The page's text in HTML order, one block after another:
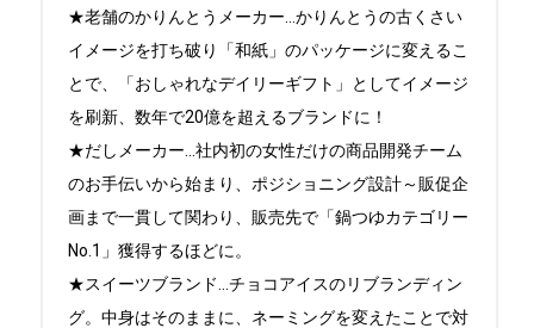
★老舗のかりんとうメーカー…かりんとうの古くさい
イメージを打ち破り「和紙」のパッケージに変えるこ
とで、「おしゃれなデイリーギフト」としてイメージ
を刷新、数年で20億を超えるブランドに！
★だしメーカー…社内初の女性だけの商品開発チーム
のお手伝いから始まり、ポジショニング設計～販促企
画まで一貫して関わり、販売先で「鍋つゆカテゴリー
No.1」獲得するほどに。
★スイーツブランド…チョコアイスのリブランディン
グ。中身はそのままに、ネーミングを変えたことで対